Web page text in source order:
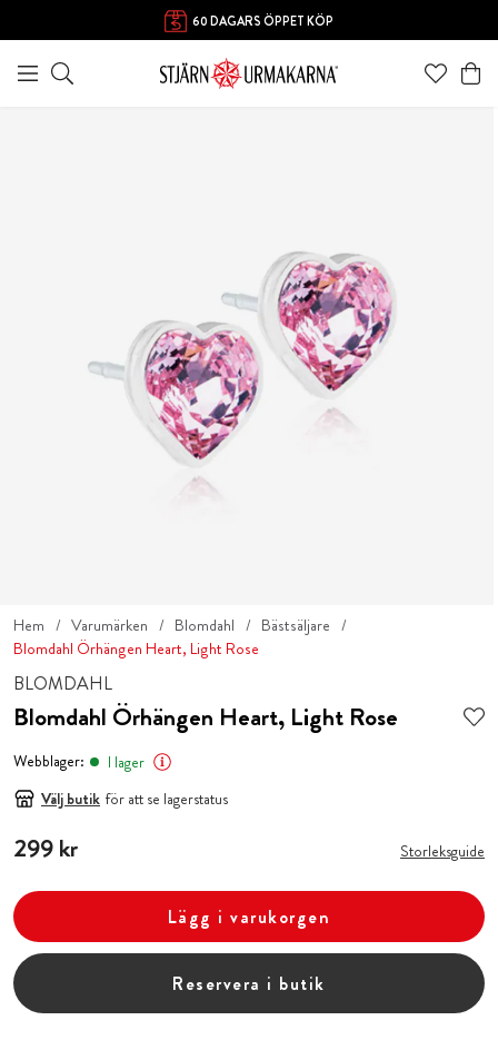
60 DAGARS ÖPPET KÖP
Hem Varumärken Blomdahl
Bästsäljare
Blomdahl Örhängen Heart, Light Rose
BLOMDAHL
Blomdahl Örhängen Heart, Light Rose
Webblager:
I lager
Välj butik för att se lagerstatus
Pris:299 kr
299 kr Storleksguide
Lägg i varukorgen
Reservera i butik